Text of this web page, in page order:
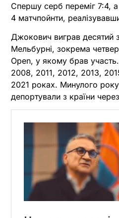
Спершу серб переміг 7:4,
4 матчпойнти,
Джокович виграв десятий
Мельбурні, зокрема
Open, у якому брав
2008, 2011, 2012, 2013,
2021 роках. Минулого
депортували з країни